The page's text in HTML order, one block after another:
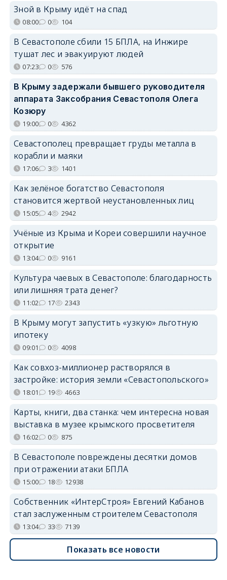
Зной в Крыму идёт на спад
08:00 0 104
В Севастополе сбили 15 БПЛА, на Инжире
тушат лес и эвакуируют людей
07:23 0 576
В Крыму задержали бывшего руководителя
аппарата Заксобрания Севастополя Олега
Козюру
19:00 0 4362
Севастополец превращает груды металла в
корабли и маяки
17:06 3 1401
Как зелёное богатство Севастополя
становится жертвой неустановленных лиц
15:05 4 2942
Учёные из Крыма и Кореи совершили научное
открытие
13:04 0 9161
Культура чаевых в Севастополе: благодарность
или лишняя трата денег?
11:02 17 2343
В Крыму могут запустить «узкую» льготную
ипотеку
09:01 0 4098
Как совхоз-миллионер растворялся в
застройке: история земли «Севастопольского»
18:01 19 4663
Карты, книги, два станка: чем интересна новая
выставка в музее крымского просветителя
16:02 0 875
В Севастополе повреждены десятки домов
при отражении атаки БПЛА
15:00 18 12938
Собственник «ИнтерСтроя» Евгений Кабанов
стал заслуженным строителем Севастополя
13:04 33 7139
Показать все новости